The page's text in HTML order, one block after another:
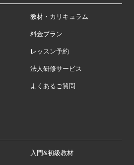
教材・カリキュラム
料金プラン
レッスン予約
法人研修サービス
よくあるご質問
入門&初級教材